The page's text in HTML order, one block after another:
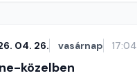
04. 26. vasárnap 17:04
közelben